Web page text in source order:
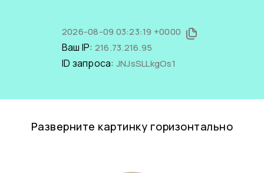
2026-08-09 03:23:19 +0000
Ваш IP: 216.73.216.95
ID запроса: JNJsSLLkgOs1
Разверните картинку горизонтально